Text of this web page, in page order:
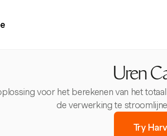
Uren
voor het berekenen van het
de verwerking te
Try